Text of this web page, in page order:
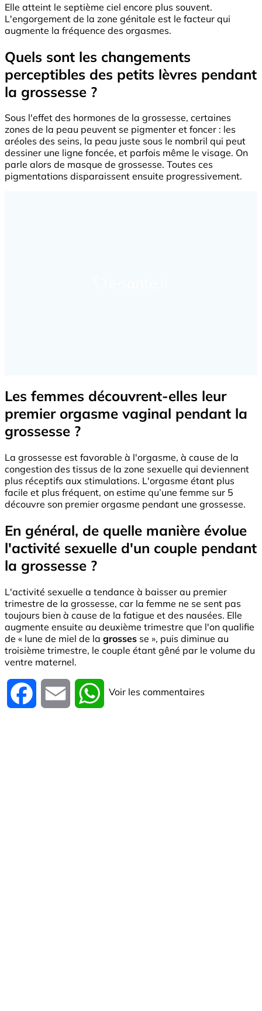
Elle atteint le septième ciel encore plus souvent.
L'engorgement de la zone génitale est le facteur qui
augmente la fréquence des orgasmes.
Quels sont les changements
perceptibles des petits lèvres pendant
la grossesse ?
Sous l'effet des hormones de la grossesse, certaines
zones de la peau peuvent se pigmenter et foncer : les
aréoles des seins, la peau juste sous le nombril qui peut
dessiner une ligne foncée, et parfois même le visage. On
parle alors de masque de grossesse. Toutes ces
pigmentations disparaissent ensuite progressivement.
Les femmes découvrent-elles leur
premier orgasme vaginal pendant la
grossesse ?
La grossesse est favorable à l'orgasme, à cause de la
congestion des tissus de la zone sexuelle qui deviennent
plus réceptifs aux stimulations. L'orgasme étant plus
facile et plus fréquent, on estime qu’une femme sur 5
découvre son premier orgasme pendant une grossesse.
En général, de quelle manière évolue
l'activité sexuelle d'un couple pendant
la grossesse ?
L'activité sexuelle a tendance à baisser au premier
trimestre de la grossesse, car la femme ne se sent pas
toujours bien à cause de la fatigue et des nausées. Elle
augmente ensuite au deuxième trimestre que l'on qualifie
de « lune de miel de la grosses se », puis diminue au
troisième trimestre, le couple étant gêné par le volume du
ventre maternel.
Facebook Email WhatsApp
Voir les commentaires